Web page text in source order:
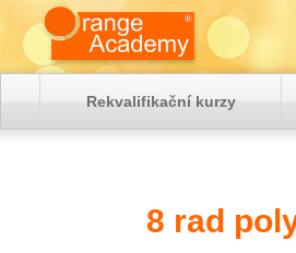
Rekvalifikační kurzy
8 rad